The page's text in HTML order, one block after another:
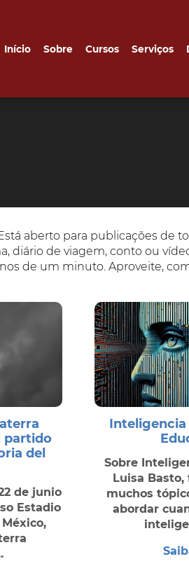
Início Sobre Cursos Serviços
aberto para publicações
diário de viagem, conto ou
de um minuto. Aproveite,
partido
del
de junio
Estadio
Sobre
Luisa
muchos
abordar